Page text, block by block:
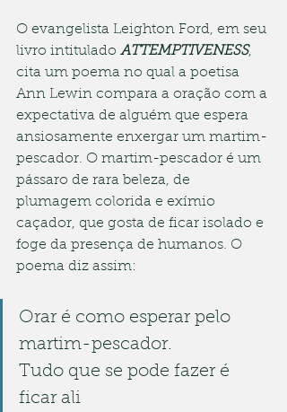
O evangelista Leighton Ford, em seu
livro intitulado ATTEMPTIVENESS,
cita um poema no qual a poetisa
Ann Lewin compara a oração com a
expectativa de alguém que espera
ansiosamente enxergar um martim-
pescador. O martim-pescador é um
pássaro de rara beleza, de
plumagem colorida e exímio
caçador, que gosta de ficar isolado e
foge da presença de humanos. O
poema diz assim:
Orar é como esperar pelo
martim-pescador.
Tudo que se pode fazer é
ficar ali